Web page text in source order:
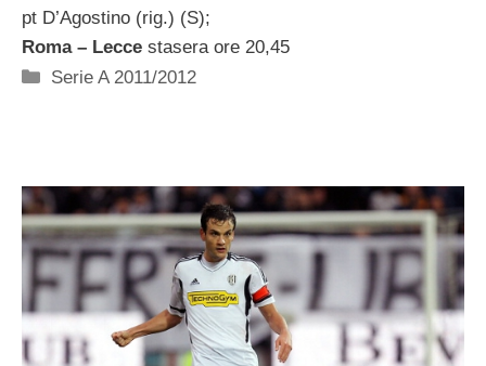
pt D’Agostino (rig.) (S);
Roma – Lecce stasera ore 20,45
Categorie
Serie A 2011/2012